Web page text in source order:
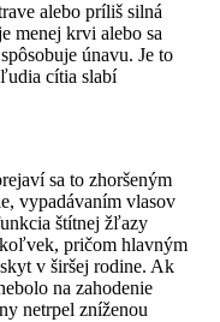
alebo príliš silná
menej krvi alebo sa
únavu. Je to
cítia slabí
sa to zhoršeným
vypadávaním vlasov
štítnej žľazy
pričom hlavným
v širšej rodine. Ak
na zahodenie
netrpel zníženou